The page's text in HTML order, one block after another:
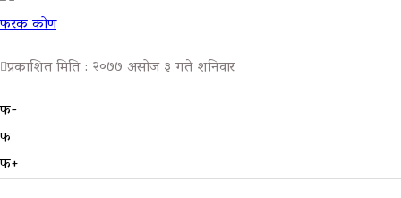
फरक कोण
प्रकाशित मिति : २०७७ असोज ३ गते शनिवार
फ-
फ
फ+